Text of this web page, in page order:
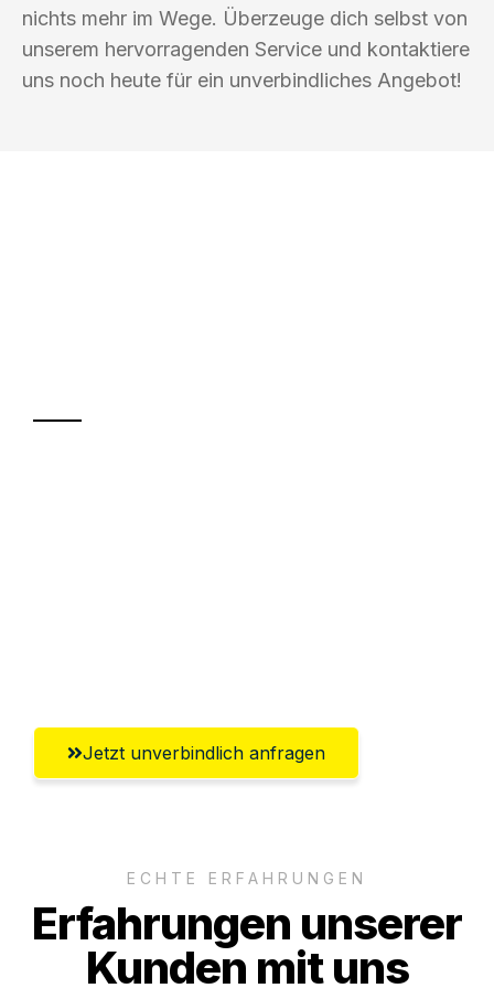
nichts mehr im Wege. Überzeuge dich selbst von
unserem hervorragenden Service und kontaktiere
uns noch heute für ein unverbindliches Angebot!
Jetzt unverbindlich anfragen
ECHTE ERFAHRUNGEN
Erfahrungen unserer
Kunden mit uns